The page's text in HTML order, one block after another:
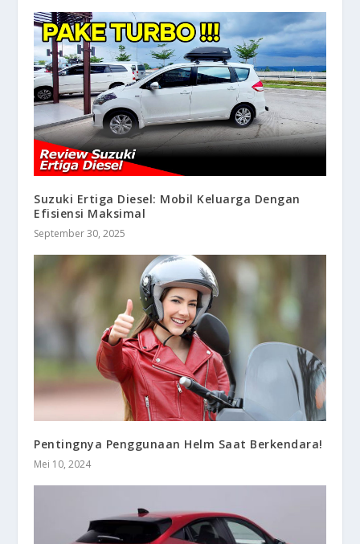
Suzuki Ertiga Diesel: Mobil Keluarga Dengan
Efisiensi Maksimal
September 30, 2025
Pentingnya Penggunaan Helm Saat Berkendara!
Mei 10, 2024